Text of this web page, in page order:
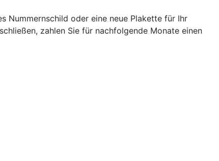
Nummernschild oder eine neue Plakette für Ihr
zahlen Sie für nachfolgende Monate einen